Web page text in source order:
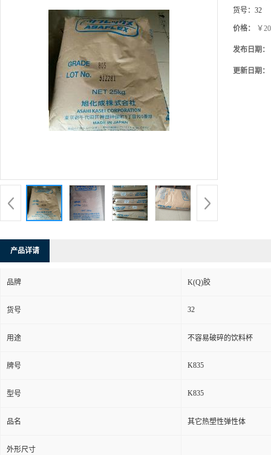
货号： 32
价格： ￥
发布日期：
更新日期：
产品详请
品牌 K(Q)胶
货号 32
用途 不容易破碎的饮料杯
牌号 K835
型号 K835
品名 其它热塑性弹性体
外形尺寸